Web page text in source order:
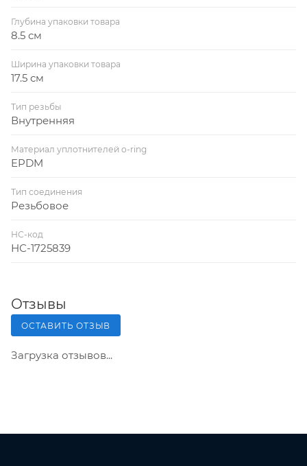
Глубина упаковки товара
8.5 см
Ширина упаковки товара
17.5 см
Тип резьбы
Внутренняя
Материал уплотнителей o-ring
EPDM
Тип соединения
Резьбовое
НС-код
НС-1725839
Отзывы
ОСТАВИТЬ ОТЗЫВ
Загрузка отзывов...